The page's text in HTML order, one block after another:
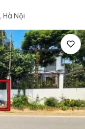
Hà Nội